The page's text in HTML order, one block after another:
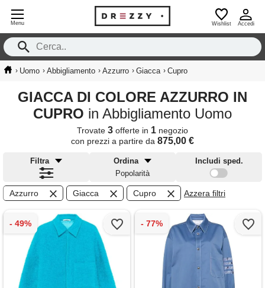
Menu Wishlist Accedi
› Uomo › Abbigliamento › Azzurro › Giacca › Cupro
GIACCA DI COLORE AZZURRO IN
CUPRO in Abbigliamento Uomo
Trovate 3 offerte in 1 negozio
con prezzi a partire da 875,00 €
Filtra
Ordina
Popolarità
Includi sped.
Azzurro Giacca Cupro Azzera filtri